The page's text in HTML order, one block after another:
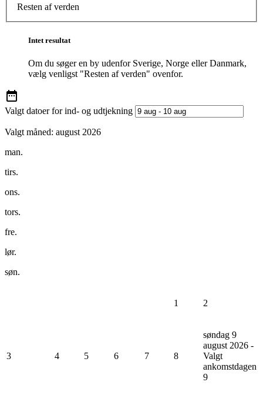
Resten af verden
Intet resultat
Om du søger en by udenfor Sverige, Norge eller Danmark,
vælg venligst "Resten af verden" ovenfor.
Valgt datoer for ind- og udtjekning
Valgt måned: august 2026
man.
tirs.
ons.
tors.
fre.
lør.
søn.
1 2
3 4 5 6 7 8
søndag 9
august 2026 -
Valgt
ankomstdagen
9